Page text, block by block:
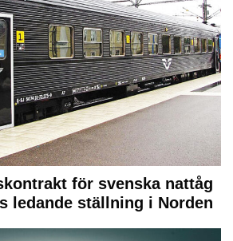
för svenska nattåg
ledande ställning i Norden